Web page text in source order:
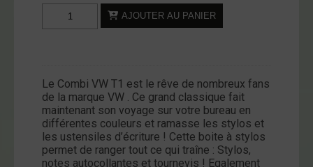
quantité
de
-
VW
T1
-
Hippie
AJOUTER AU PANIER
Le Combi VW T1 est le rêve de nombreux fans
de la marque VW . Ce grand classique fait
maintenant son voyage sur votre bureau en
différentes couleurs et ramasse les stylos et
les ustensiles d’écriture ! Cette boite à stylos
permet de ranger tout ce qui traîne : Stylos,
notes autocollantes et tournevis ! Egalement